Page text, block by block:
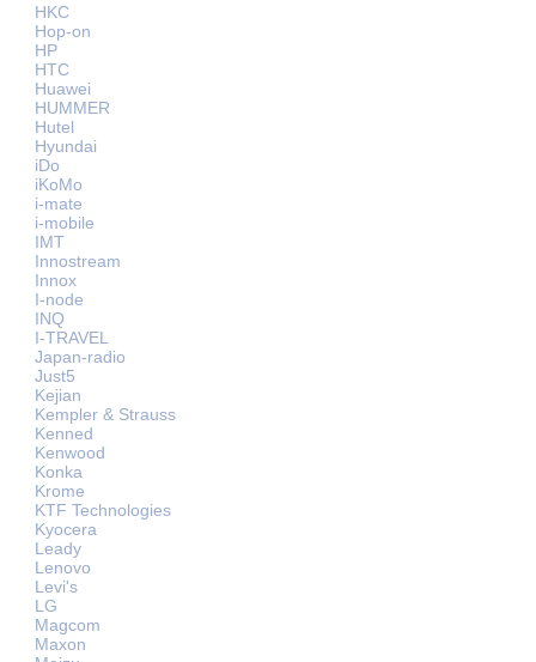
HKC
Hop-on
HP
HTC
Huawei
HUMMER
Hutel
Hyundai
iDo
iKoMo
i-mate
i-mobile
IMT
Innostream
Innox
I-node
INQ
I-TRAVEL
Japan-radio
Just5
Kejian
Kempler & Strauss
Kenned
Kenwood
Konka
Krome
KTF Technologies
Kyocera
Leady
Lenovo
Levi's
LG
Magcom
Maxon